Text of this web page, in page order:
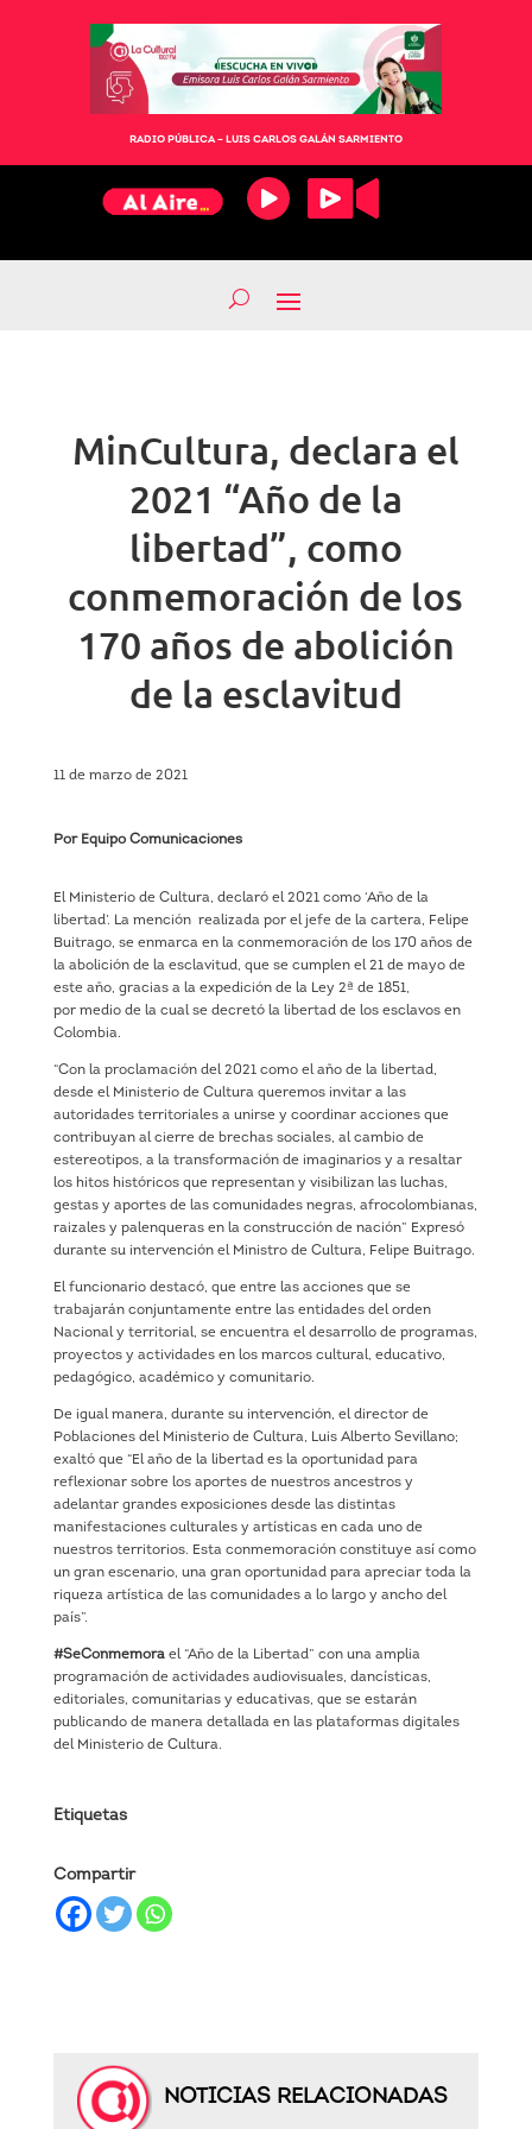
RADIO PÚBLICA – LUIS CARLOS GALÁN SARMIENTO
MinCultura, declara el
2021 “Año de la
libertad”, como
conmemoración de los
170 años de abolición
de la esclavitud
11 de marzo de 2021
Por Equipo Comunicaciones
El Ministerio de Cultura, declaró el 2021 como ‘Año de la
libertad’. La mención realizada por el jefe de la cartera, Felipe
Buitrago, se enmarca en la conmemoración de los 170 años de
la abolición de la esclavitud, que se cumplen el 21 de mayo de
este año, gracias a la expedición de la Ley 2ª de 1851,
por medio de la cual se decretó la libertad de los esclavos en
Colombia.
“Con la proclamación del 2021 como el año de la libertad,
desde el Ministerio de Cultura queremos invitar a las
autoridades territoriales a unirse y coordinar acciones que
contribuyan al cierre de brechas sociales, al cambio de
estereotipos, a la transformación de imaginarios y a resaltar
los hitos históricos que representan y visibilizan las luchas,
gestas y aportes de las comunidades negras, afrocolombianas,
raizales y palenqueras en la construcción de nación” Expresó
durante su intervención el Ministro de Cultura, Felipe Buitrago.
El funcionario destacó, que entre las acciones que se
trabajarán conjuntamente entre las entidades del orden
Nacional y territorial, se encuentra el desarrollo de programas,
proyectos y actividades en los marcos cultural, educativo,
pedagógico, académico y comunitario.
De igual manera, durante su intervención, el director de
Poblaciones del Ministerio de Cultura, Luis Alberto Sevillano;
exaltó que “El año de la libertad es la oportunidad para
reflexionar sobre los aportes de nuestros ancestros y
adelantar grandes exposiciones desde las distintas
manifestaciones culturales y artísticas en cada uno de
nuestros territorios. Esta conmemoración constituye así como
un gran escenario, una gran oportunidad para apreciar toda la
riqueza artística de las comunidades a lo largo y ancho del
país”.
#SeConmemora el “Año de la Libertad” con una amplia
programación de actividades audiovisuales, dancísticas,
editoriales, comunitarias y educativas, que se estarán
publicando de manera detallada en las plataformas digitales
del Ministerio de Cultura.
Etiquetas
Compartir
NOTICIAS RELACIONADAS